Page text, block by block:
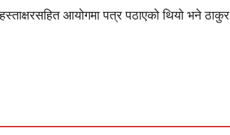
हस्ताक्षरसहितआयोगमा पत्र पठाएको थियो भने ठाकुर